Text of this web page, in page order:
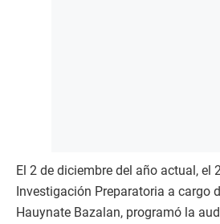
El 2 de diciembre del año actual, el
Investigación Preparatoria a cargo
Hauynate Bazalan, programó la